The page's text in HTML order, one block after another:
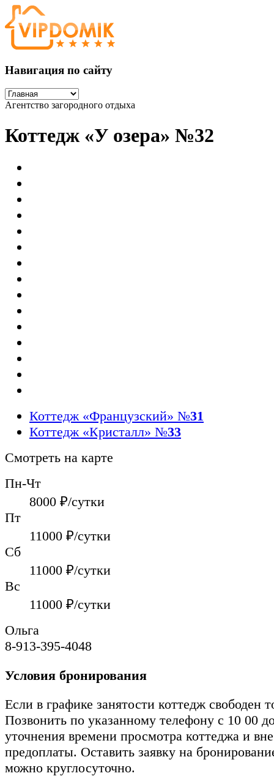
Навигация по сайту
Агентство загородного отдыха
Коттедж «У озера» №32
Коттедж «Французский» №31
Коттедж «Кристалл» №33
Смотреть на карте
Пн-Чт
8000 ₽/сутки
Пт
11000 ₽/сутки
Сб
11000 ₽/сутки
Вс
11000 ₽/сутки
Ольга
8-913-395-4048
Условия бронирования
Если в графике занятости коттедж свободен
Позвонить по указанному телефону с 10 00
уточнения времени просмотра коттеджа и
предоплаты. Оставить заявку на
можно круглосуточно.